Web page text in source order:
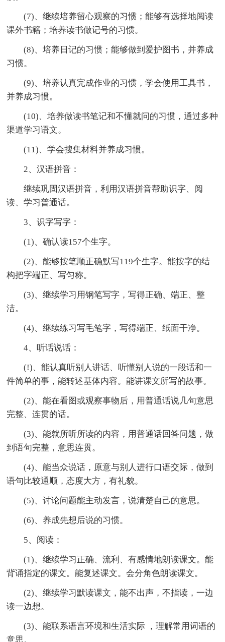
(7)、继续培养留心观察的习惯；能够有选择地阅读
课外书籍；培养读书做记号的习惯。
(8)、培养日记的习惯；能够做到爱护图书，并养成
习惯。
(9)、培养认真完成作业的习惯，学会使用工具书，
并养成习惯。
(10)、培养做读书笔记和不懂就问的习惯，通过多种
渠道学习语文。
(11)、学会搜集材料并养成习惯。
2、汉语拼音：
继续巩固汉语拼音，利用汉语拼音帮助识字、阅
读、学习普通话。
3、识字写字：
(1)、确认读157个生字。
(2)、能够按笔顺正确默写119个生字。能按字的结
构把字端正、写匀称。
(3)、继续学习用钢笔写字，写得正确、端正、整
洁。
(4)、继续练习写毛笔字，写得端正、纸面干净。
4、听话说话：
(!)、能认真听别人讲话、听懂别人说的一段话和一
件简单的事，能转述基体内容。能讲课文所写的故事。
(2)、能在看图或观察事物后，用普通话说几句意思
完整、连贯的话。
(3)、能就所听所读的内容，用普通话回答问题，做
到语句完整，意思连贯。
(4)、能当众说话，原意与别人进行口语交际，做到
语句比较通顺，态度大方，有礼貌。
(5)、讨论问题能主动发言，说清楚自己的意思。
(6)、养成先想后说的习惯。
5、阅读：
(1)、继续学习正确、流利、有感情地朗读课文。能
背诵指定的课文。能复述课文。会分角色朗读课文。
(2)、继续学习默读课文，能不出声，不指读，一边
读一边想。
(3)、能联系语言环境和生活实际 ，理解常用词语的
意思。